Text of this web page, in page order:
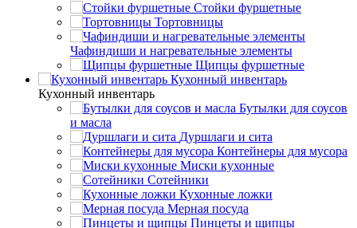
Стойки фуршетные
Тортовницы
Чафиндиши и нагревательные элементы
Щипцы фуршетные
Кухонный инвентарь
Кухонный инвентарь
Бутылки для соусов
и масла
Дуршлаги и сита
Контейнеры для мусора
Миски кухонные
Сотейники
Кухонные ложки
Мерная посуда
Пинцеты и щипцы